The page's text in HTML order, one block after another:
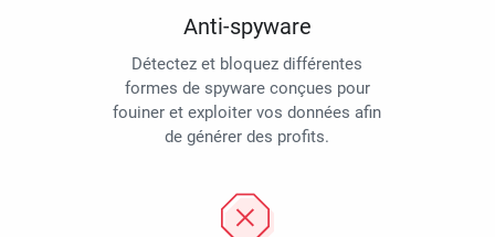
Anti-spyware
Détectez et bloquez différentes
formes de spyware conçues pour
fouiner et exploiter vos données afin
de générer des profits.